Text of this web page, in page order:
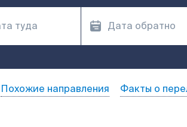
Похожие направления Факты о